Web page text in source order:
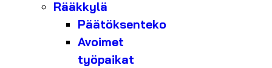
Rääkkylä
Päätöksenteko
Avoimet
työpaikat